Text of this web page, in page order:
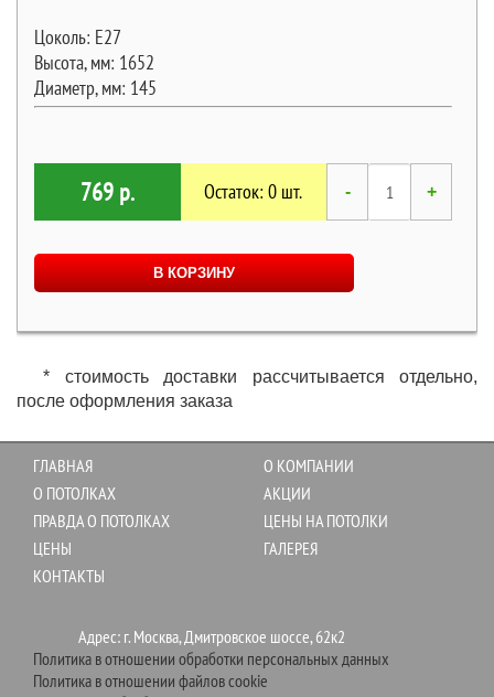
Цоколь: Е27
Высота, мм: 1652
Диаметр, мм: 145
769 р. Остаток: 0 шт. - +
В КОРЗИНУ
* стоимость доставки рассчитывается отдельно,
после оформления заказа
ГЛАВНАЯ
О КОМПАНИИ
О ПОТОЛКАХ
АКЦИИ
ПРАВДА О ПОТОЛКАХ
ЦЕНЫ НА ПОТОЛКИ
ЦЕНЫ
ГАЛЕРЕЯ
КОНТАКТЫ
Адрес: г. Москва, Дмитровское шоссе, 62к2
Политика в отношении обработки персональных данных
Политика в отношении файлов cookie